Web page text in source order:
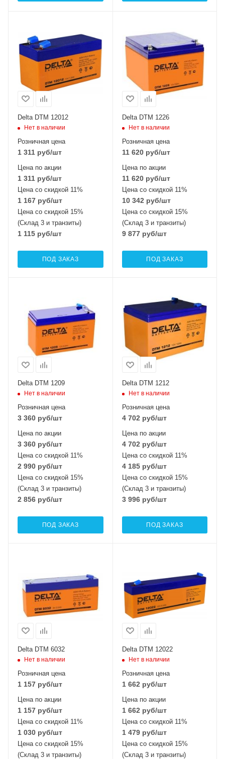
Delta DTM 12012
Нет в наличии
Розничная цена
1 311 руб/шт
Цена по акции
1 311 руб/шт
Цена со скидкой 11%
1 167 руб/шт
Цена со скидкой 15%
(Склад 3 и транзиты)
1 115 руб/шт
ПОД ЗАКАЗ
Delta DTM 1226
Нет в наличии
Розничная цена
11 620руб/шт
Цена по акции
11 620руб/шт
Цена со скидкой 11%
10 342 руб/шт
Цена со скидкой 15%
(Склад 3 и транзиты)
9 877руб/шт
ПОД ЗАКАЗ
Delta DTM 1209
Нет в наличии
Розничная цена
3 360 руб/шт
Цена по акции
3 360 руб/шт
Цена со скидкой 11%
2 990 руб/шт
Цена со скидкой 15%
(Склад 3 и транзиты)
2 856 руб/шт
ПОД ЗАКАЗ
Delta DTM 1212
Нет в наличии
Розничная цена
4 702 руб/шт
Цена по акции
4 702 руб/шт
Цена со скидкой 11%
4 185руб/шт
Цена со скидкой 15%
(Склад 3 и транзиты)
3 996руб/шт
ПОД ЗАКАЗ
Delta DTM 6032
Нет в наличии
Розничная цена
1 157 руб/шт
Цена по акции
1 157 руб/шт
Цена со скидкой 11%
1 030 руб/шт
Цена со скидкой 15%
(Склад 3 и транзиты)
Delta DTM 12022
Нет в наличии
Розничная цена
1 662 руб/шт
Цена по акции
1 662 руб/шт
Цена со скидкой 11%
1 479руб/шт
Цена со скидкой 15%
(Склад 3 и транзиты)